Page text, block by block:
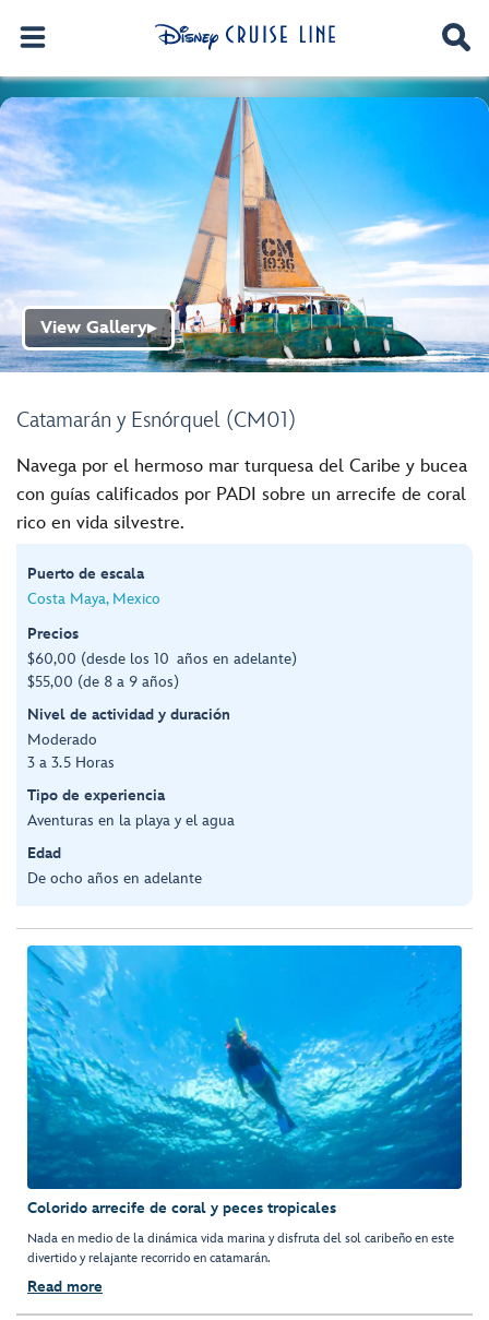
Catamarán y Esnórquel (CM01)
View Gallery▶
Navega por el hermoso mar turquesa del Caribe y bucea
con guías calificados por PADI sobre un arrecife de coral
rico en vida silvestre.
Puerto de escala
Costa Maya, Mexico
Precios
$60,00 (desde los 10 años en adelante)
$55,00 (de 8 a 9 años)
Nivel de actividad y duración
Moderado
3 a 3.5 Horas
Tipo de experiencia
Aventuras en la playa y el agua
Edad
De ocho años en adelante
Colorido arrecife de coral y peces tropicales
Nada en medio de la dinámica vida marina y disfruta del sol caribeño en este
divertido y relajante recorrido en catamarán.
Read more